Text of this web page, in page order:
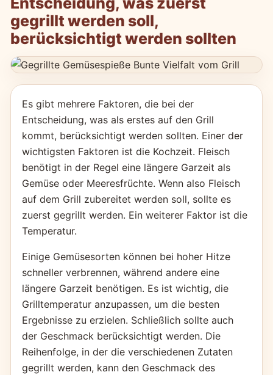
gegrillt werden soll,
berücksichtigt werden sollten
Es gibt mehrere Faktoren, die bei der
Entscheidung, was als erstes auf den Grill
kommt, berücksichtigt werden sollten. Einer der
wichtigsten Faktoren ist die Kochzeit. Fleisch
benötigt in der Regel eine längere Garzeit als
Gemüse oder Meeresfrüchte. Wenn also Fleisch
auf dem Grill zubereitet werden soll, sollte es
zuerst gegrillt werden. Ein weiterer Faktor ist die
Temperatur.
Einige Gemüsesorten können bei hoher Hitze
schneller verbrennen, während andere eine
längere Garzeit benötigen. Es ist wichtig, die
Grilltemperatur anzupassen, um die besten
Ergebnisse zu erzielen. Schließlich sollte auch
der Geschmack berücksichtigt werden. Die
Reihenfolge, in der die verschiedenen Zutaten
gegrillt werden, kann den Geschmack des